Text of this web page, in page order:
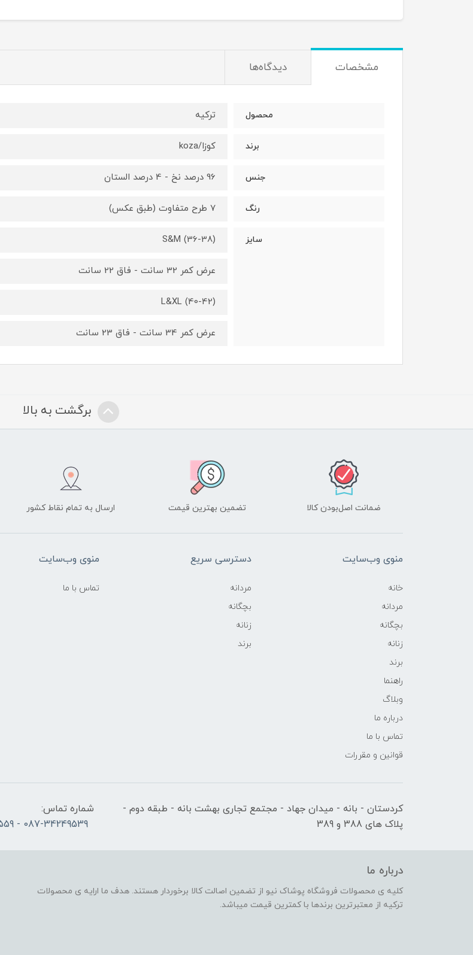
مشخصات دیدگاه‌ها
محصول ترکیه
برند کوزا/koza
جنس 96 درصد نخ - 4 درصد الستان
رنگ 7 طرح متفاوت (طبق عکس)
سایز S&M (36-38)
عرض کمر 32 سانت - فاق 22 سانت
L&XL (40-42)
عرض کمر 34 سانت - فاق 23 سانت
برگشت به بالا
ضمانت اصل‌بودن کالا تضمین بهترین قیمت ارسال به تمام نقاط کشور
منوی وب‌سایت
خانه
مردانه
بچگانه
زنانه
برند
راهنما
وبلاگ
درباره ما
تماس با ما
قوانین و مقررات
دسترسی سریع
مردانه
بچگانه
زنانه
برند
منوی وب‌سایت
تماس با ما
کردستان - بانه - میدان جهاد - مجتمع تجاری بهشت بانه - طبقه دوم -
پلاک های 388 و 389
شماره تماس:
087-34249539 - 09187896559 - 09186686646
درباره ما
کلیه ی محصولات فروشگاه پوشاک نیو از تضمین اصالت کالا برخوردار هستند. هدف ما ارایه ی محصولات
ترکیه از معتبرترین برندها با کمترین قیمت میباشد.